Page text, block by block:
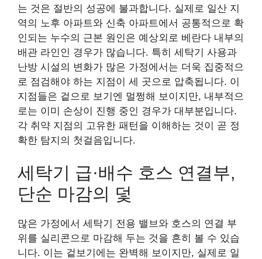
는 것은 절반의 성공에 불과합니다. 실제로 일산 지
역의 노후 아파트와 신축 아파트에서 공통적으로 확
인되는 누수의 근본 원인은 예상외로 베란다 내부의
배관 라인인 경우가 많습니다. 특히 세탁기 사용과
난방 시설의 변화가 많은 가정에서는 더욱 집중적으
로 점검해야 하는 지점이 세 곳으로 압축됩니다. 이
지점들은 겉으로 보기엔 멀쩡해 보이지만, 내부적으
로는 이미 손상이 진행 중인 경우가 대부분입니다.
각 취약 지점의 고유한 패턴을 이해하는 것이 곧 정
확한 탐지의 첫걸음입니다.
세탁기 급·배수 호스 연결부,
단순 마감의 덫
많은 가정에서 세탁기 전용 밸브와 호스의 연결 부
위를 실리콘으로 마감해 두는 것을 흔히 볼 수 있습
니다. 이는 겉보기에는 완벽해 보이지만, 실제로 일